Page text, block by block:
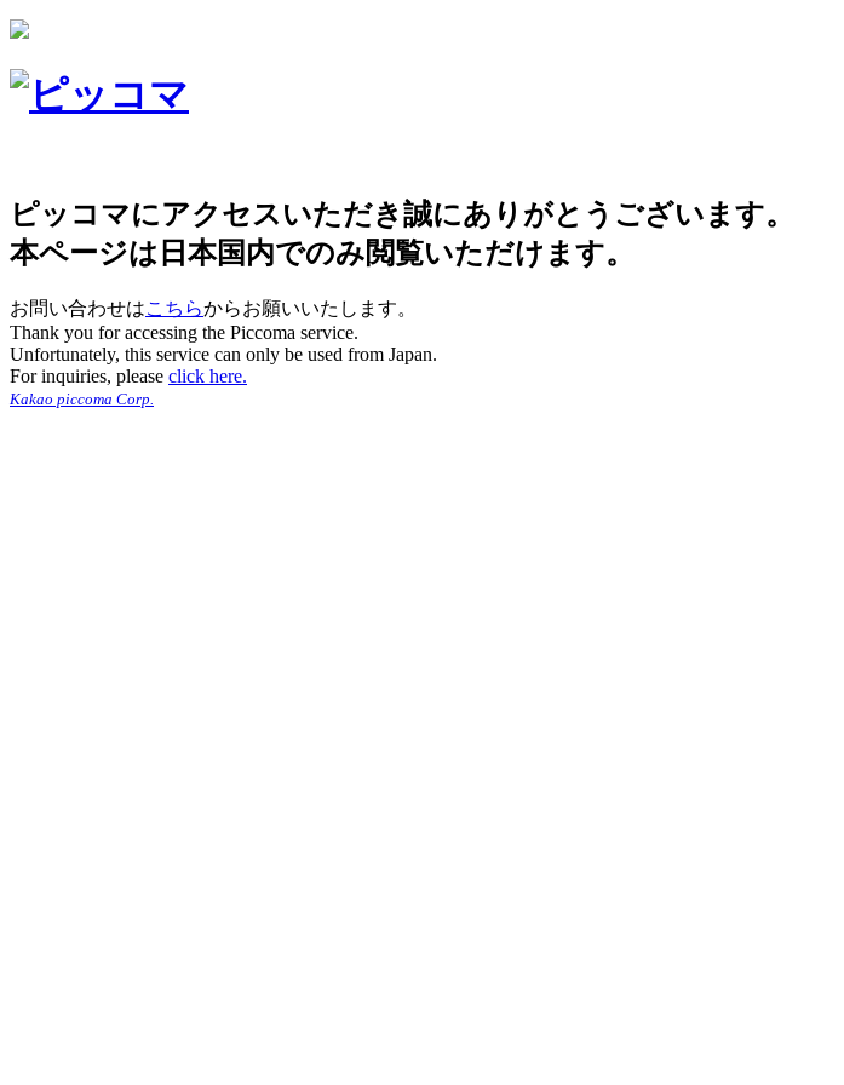
ピッコマにアクセスいただき誠にありがとうございます。
本ページは日本国内でのみ閲覧いただけます。
お問い合わせはこちらからお願いいたします。
Thank you for accessing the Piccoma service.
Unfortunately, this service can only be used from Japan.
For inquiries, please click here.
Kakao piccoma Corp.